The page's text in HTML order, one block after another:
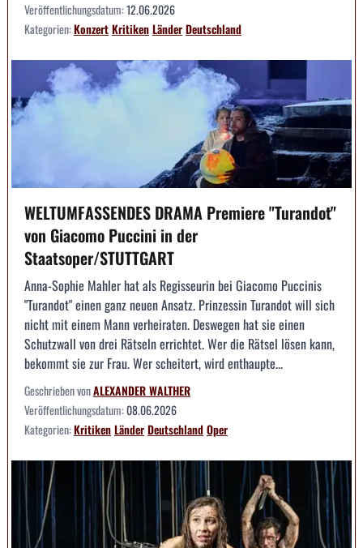
Veröffentlichungsdatum:12.06.2026
Kategorien:KonzertKritikenLänderDeutschland
WELTUMFASSENDES DRAMA Premiere "Turandot"
von Giacomo Puccini in der
Staatsoper/STUTTGART
Anna-Sophie Mahler hat als Regisseurin bei Giacomo Puccinis
"Turandot" einen ganz neuen Ansatz. Prinzessin Turandot will sich
nicht mit einem Mann verheiraten. Deswegen hat sie einen
Schutzwall von drei Rätseln errichtet. Wer die Rätsel lösen kann,
bekommt sie zur Frau. Wer scheitert, wird enthaupte...
Geschrieben vonALEXANDER WALTHER
Veröffentlichungsdatum:08.06.2026
Kategorien:KritikenLänderDeutschlandOper